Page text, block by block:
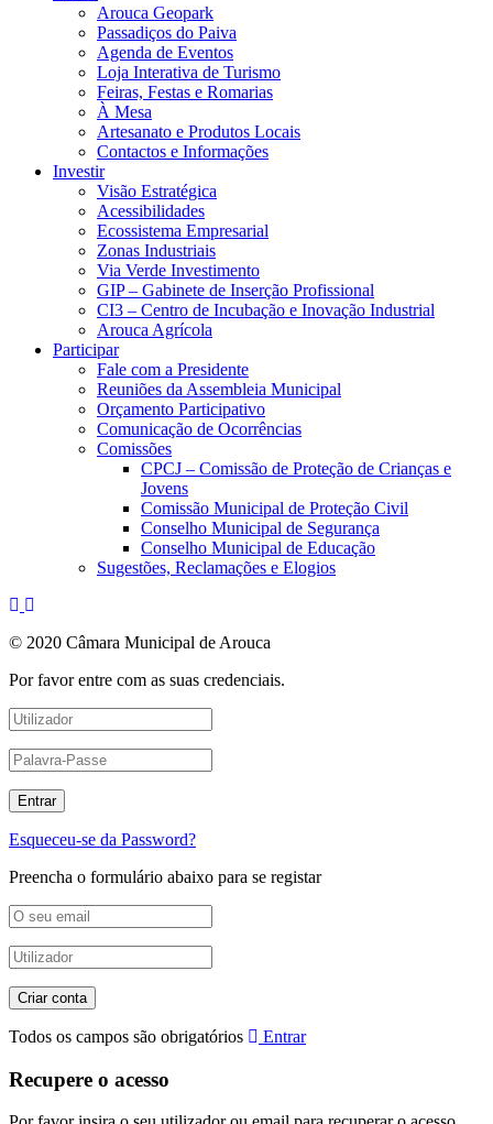
Arouca Geopark
Passadiços do Paiva
Agenda de Eventos
Loja Interativa de Turismo
Feiras, Festas e Romarias
À Mesa
Artesanato e Produtos Locais
Contactos e Informações
Investir
Visão Estratégica
Acessibilidades
Ecossistema Empresarial
Zonas Industriais
Via Verde Investimento
GIP – Gabinete de Inserção Profissional
CI3 – Centro de Incubação e Inovação Industrial
Arouca Agrícola
Participar
Fale com a Presidente
Reuniões da Assembleia Municipal
Orçamento Participativo
Comunicação de Ocorrências
Comissões
CPCJ – Comissão de Proteção de Crianças e
Jovens
Comissão Municipal de Proteção Civil
Conselho Municipal de Segurança
Conselho Municipal de Educação
Sugestões, Reclamações e Elogios
© 2020 Câmara Municipal de Arouca
Por favor entre com as suas credenciais.
Esqueceu-se da Password?
Preencha o formulário abaixo para se registar
Todos os campos são obrigatórios Entrar
Recupere o acesso